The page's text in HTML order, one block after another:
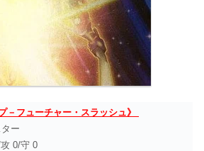
－フューチャー・スラッシュ》
ー
0/守 0